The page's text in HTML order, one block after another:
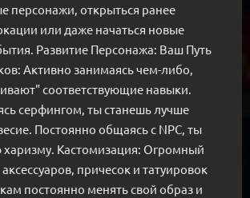
персонажи, открыться ранее
или даже начаться новые
Развитие Персонажа: Ваш Путь
Активно занимаясь чем-либо,
соответствующие навыки.
серфингом, ты станешь лучше
Постоянно общаясь с NPC, ты
Кастомизация: Огромный
причесок и татуировок
постоянно менять свой образ и